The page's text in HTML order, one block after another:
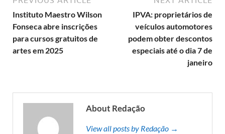
Instituto Maestro Wilson
Fonseca abre inscrições
para cursos gratuitos de
artes em 2025
IPVA: proprietários de
veículos automotores
podem obter descontos
especiais até o dia 7 de
janeiro
About Redação
View all posts by Redação →